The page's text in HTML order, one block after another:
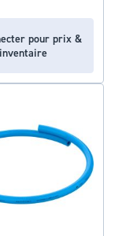
pour prix &
inventaire